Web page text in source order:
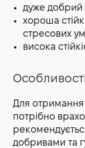
дуже добрий
хороша
стресових
висока
Для
потрібно
добривами та